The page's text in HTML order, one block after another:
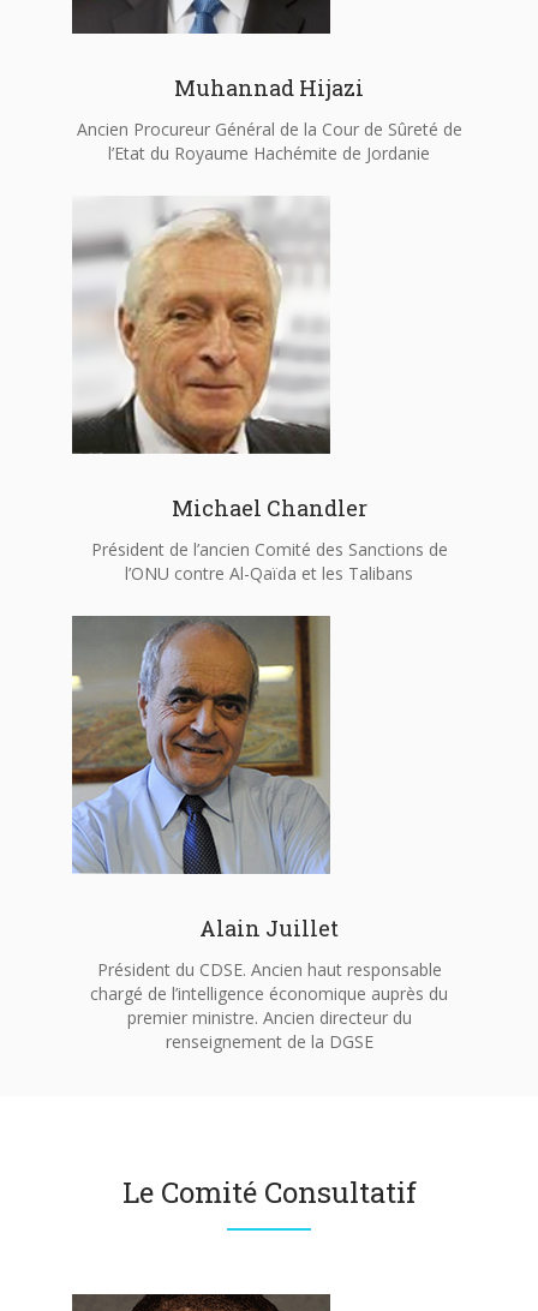
Muhannad Hijazi
Ancien Procureur Général de la Cour de Sûreté de
l’Etat du Royaume Hachémite de Jordanie
Michael Chandler
Président de l’ancien Comité des Sanctions de
l’ONU contre Al-Qaïda et les Talibans
Alain Juillet
Président du CDSE. Ancien haut responsable
chargé de l’intelligence économique auprès du
premier ministre. Ancien directeur du
renseignement de la DGSE
Le Comité Consultatif